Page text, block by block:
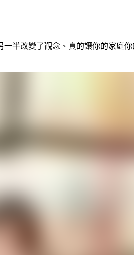
半改變了觀念、真的讓你的家庭